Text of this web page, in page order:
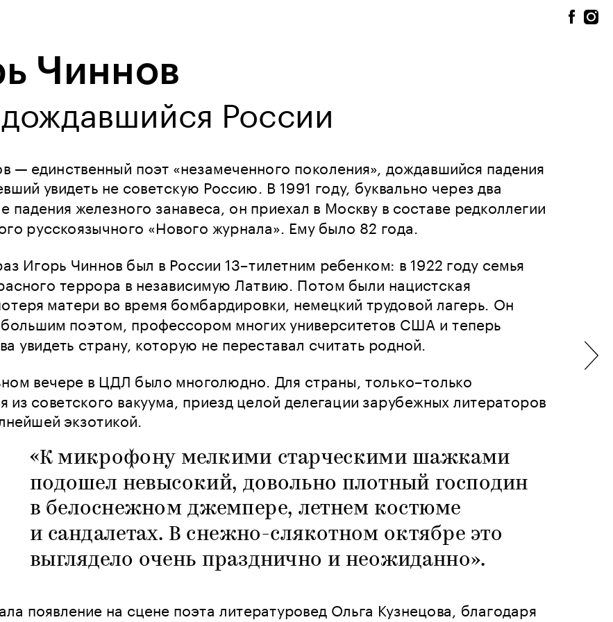
Чиннов
России
— единственный поэт «незамеченного поколения», дождавшийся падения
увидеть не советскую Россию. В 1991 году, буквально через два
падения железного занавеса, он приехал в Москву в составе редколлегии
русскоязычного «Нового журнала». Ему было 82 года.
Игорь Чиннов был в России 13–тилетним ребенком: в 1922 году семья
террора в независимую Латвию. Потом были нацистская
матери во время бомбардировки, немецкий трудовой лагерь. Он
поэтом, профессором многих университетов США и теперь
увидеть страну, которую не переставал считать родной.
вечере в ЦДЛ было многолюдно. Для страны, только–только
из советского вакуума, приезд целой делегации зарубежных литераторов
экзотикой.
«К микрофону мелкими старческими шажками
подошел невысокий, довольно плотный господин
в белоснежном джемпере, летнем костюме
и сандалетах. В снежно-слякотном октябре это
выглядело очень празднично и неожиданно».
появление на сцене поэта литературовед Ольга Кузнецова, благодаря